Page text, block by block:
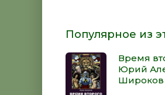
Популярное из
Время
Юрий
Широков